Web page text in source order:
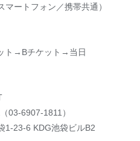
マートフォン／携帯共通）
ト→Bチケット→当日
03-6907-1811）
1-23-6 KDG池袋ビルB2